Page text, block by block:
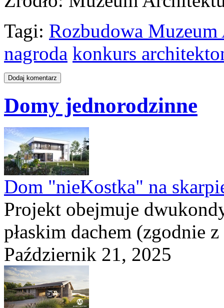
Tagi: Rozbudowa
nagroda konkurs
Domy jednorodzinne
Dom "nieKostka" na
Projekt obejmuje
płaskim dachem (zgodnie
Październik 21, 2025